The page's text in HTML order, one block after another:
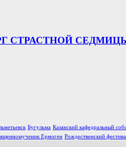
СТРАСТНОЙ
Бугульма Казанский кафедральный
Ермоген Рождественский